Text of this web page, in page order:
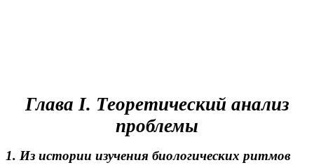
Глава I. Теоретический анализ
проблемы
1. Из истории изучения биологических ритмов